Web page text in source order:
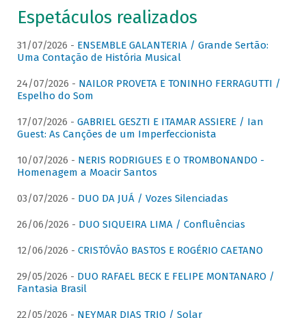
Espetáculos realizados
31/07/2026 - ENSEMBLE GALANTERIA / Grande Sertão:
Uma Contação de História Musical
24/07/2026 - NAILOR PROVETA E TONINHO FERRAGUTTI /
Espelho do Som
17/07/2026 - GABRIEL GESZTI E ITAMAR ASSIERE / Ian
Guest: As Canções de um Imperfeccionista
10/07/2026 - NERIS RODRIGUES E O TROMBONANDO -
Homenagem a Moacir Santos
03/07/2026 - DUO DA JUÁ / Vozes Silenciadas
26/06/2026 - DUO SIQUEIRA LIMA / Confluências
12/06/2026 - CRISTÓVÃO BASTOS E ROGÉRIO CAETANO
29/05/2026 - DUO RAFAEL BECK E FELIPE MONTANARO /
Fantasia Brasil
22/05/2026 - NEYMAR DIAS TRIO / Solar